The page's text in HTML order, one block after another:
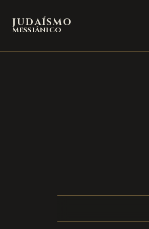
JUDAÍSMO
MESSIÂNICO